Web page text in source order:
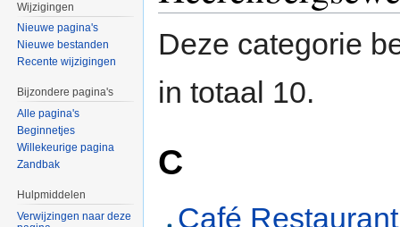
Deze categorie
in totaal 10.
C
Café
Wijzigingen
Nieuwe pagina's
Nieuwe bestanden
Recente wijzigingen
Bijzondere pagina's
Alle pagina's
Beginnetjes
Willekeurige pagina
Zandbak
Hulpmiddelen
Verwijzingen naar deze